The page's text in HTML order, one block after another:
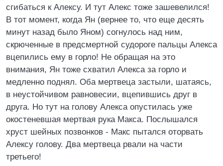
сгибаться к Алексу. И тут Алекс тоже зашевелился!
В тот момент, когда Ян (вернее то, что еще десять
минут назад было Яном) согнулось над ним,
скрюченные в предсмертной судороге пальцы Алекса
вцепились ему в горло! Не обращая на это
внимания, Ян тоже схватил Алекса за горло и
медленно поднял. Оба мертвеца застыли, шатаясь,
в неустойчивом равновесии, вцепившись друг в
друга. Но тут на голову Алекса опустилась уже
окостеневшая мертвая рука Макса. Послышался
хруст шейных позвонков - Макс пытался оторвать
Алексу голову. Два мертвеца рвали на части
третьего!